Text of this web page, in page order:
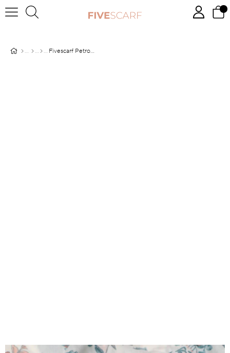
Fivescarf Petrol Yeşili Relax Rose Şal